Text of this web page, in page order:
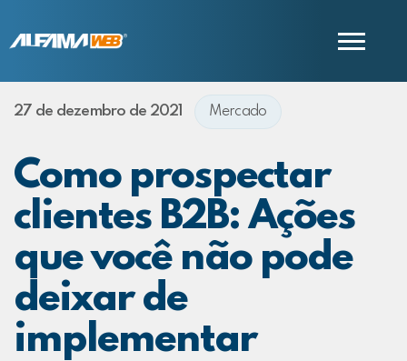
COMERCIAL
SUPORTE
27 de dezembro de 2021 Mercado
Como prospectar
clientes B2B: Ações
que você não pode
deixar de
implementar